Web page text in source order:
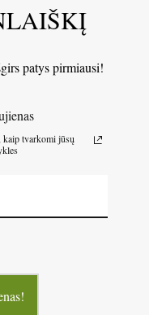
patys pirmiausi!
kaip tvarkomi jūsų